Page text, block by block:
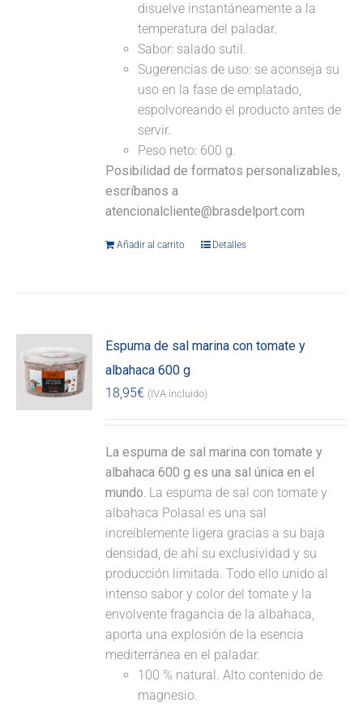
disuelve instantáneamente a la
temperatura del paladar.
Sabor: salado sutil.
Sugerencias de uso: se aconseja su
uso en la fase de emplatado,
espolvoreando el producto antes de
servir.
Peso neto: 600 g.
Posibilidad de formatos personalizables,
escríbanos a
atencionalcliente@brasdelport.com
Añadir al carrito Detalles
Espuma de sal marina con tomate y
albahaca 600 g
18,95€ (IVA incluido)
La espuma de sal marina con tomate y
albahaca 600 g es una sal única en el
mundo. La espuma de sal con tomate y
albahaca Polasal es una sal
increíblemente ligera gracias a su baja
densidad, de ahí su exclusividad y su
producción limitada. Todo ello unido al
intenso sabor y color del tomate y la
envolvente fragancia de la albahaca,
aporta una explosión de la esencia
mediterránea en el paladar.
100 % natural. Alto contenido de
magnesio.